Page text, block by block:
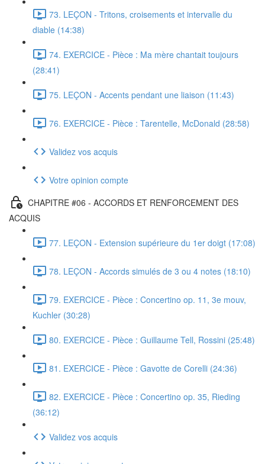
73. LEÇON - Tritons, croisements et intervalle du
diable (14:38)
74. EXERCICE - Pièce : Ma mère chantait toujours
(28:41)
75. LEÇON - Accents pendant une liaison (11:43)
76. EXERCICE - Pièce : Tarentelle, McDonald (28:58)
Validez vos acquis
Votre opinion compte
CHAPITRE #06 - ACCORDS ET RENFORCEMENT DES
ACQUIS
77. LEÇON - Extension supérieure du 1er doigt (17:08)
78. LEÇON - Accords simulés de 3 ou 4 notes (18:10)
79. EXERCICE - Pièce : Concertino op. 11, 3e mouv,
Kuchler (30:28)
80. EXERCICE - Pièce : Guillaume Tell, Rossini (25:48)
81. EXERCICE - Pièce : Gavotte de Corelli (24:36)
82. EXERCICE - Pièce : Concertino op. 35, Rieding
(36:12)
Validez vos acquis